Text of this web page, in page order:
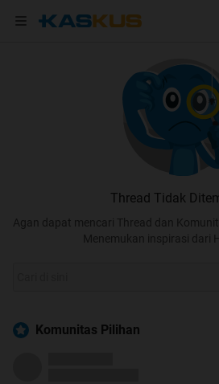
Thread Tidak
Agan dapat mencari Thread dan
Menemukan inspirasi dari
Komunitas Pilihan